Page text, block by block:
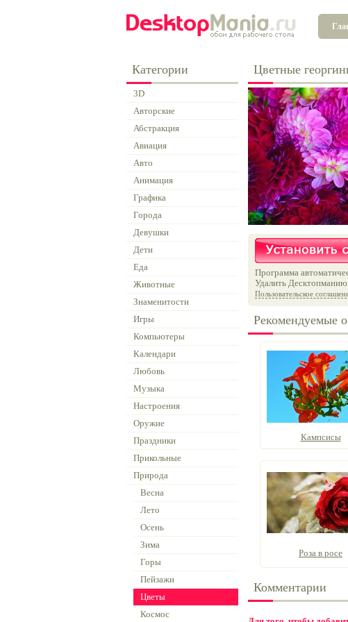
Категории
3D
Авторские
Абстракция
Авиация
Авто
Анимация
Графика
Города
Девушки
Дети
Еда
Животные
Знаменитости
Игры
Компьютеры
Календари
Любовь
Музыка
Настроения
Оружие
Праздники
Прикольные
Природа
Весна
Лето
Осень
Зима
Горы
Пейзажи
Цветы
Космос
Цветные
Программа
Удалить
Пользовательское
Рекомендуемые
Кампсисы
Роза в росе
Комментарии